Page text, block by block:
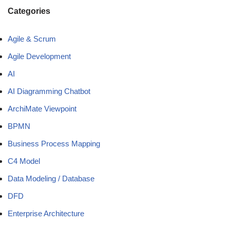
Categories
Agile & Scrum
Agile Development
AI
AI Diagramming Chatbot
ArchiMate Viewpoint
BPMN
Business Process Mapping
C4 Model
Data Modeling / Database
DFD
Enterprise Architecture